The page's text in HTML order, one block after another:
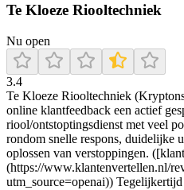
Te Kloeze Riooltechniek
Nu open
3.4
Te Kloeze Riooltechniek
online klantfeedback een actief
riool/ontstoptingsdienst met veel
rondom snelle respons, duidelijke
oplossen van verstoppingen.
(https://www.klantenvertellen.nl/
utm_source=openai))